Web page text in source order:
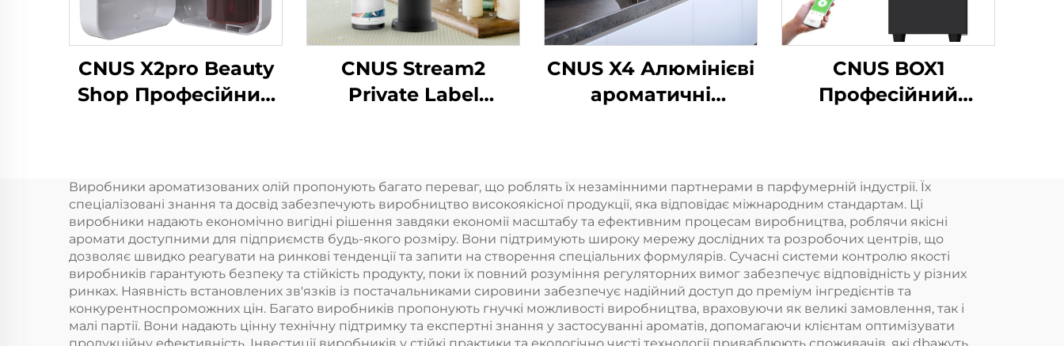
CNUS X2pro Beauty
Shop Професійний
олія Готельний
ароматний апарат
CNUS Stream2
Private Label
олії Холодний
туман Бездротовий
розумний WIFI
контроль
Ароматичний
дифузер
CNUS X4 Алюмінієві
ароматичні
ароматичних
олійних дифузорів
Безводні
атомізатори
CNUS BOX1
Професійний
ароматичних масел
Виробники ароматизованих олій пропонують багато переваг, що роблять їх незамінними партнерами в парфумерній індустрії. Їх
спеціалізовані знання та досвід забезпечують виробництво високоякісної продукції, яка відповідає міжнародним стандартам. Ці
виробники надають економічно вигідні рішення завдяки економії масштабу та ефективним процесам виробництва, роблячи якісні
аромати доступними для підприємств будь-якого розміру. Вони підтримують широку мережу дослідних та розробочих центрів, що
дозволяє швидко реагувати на ринкові тенденції та запити на створення спеціальних формулярів. Сучасні системи контролю якості
виробників гарантують безпеку та стійкість продукту, поки їх повний розуміння регуляторних вимог забезпечує відповідність у різних
ринках. Наявність встановлених зв'язків із постачальниками сировини забезпечує надійний доступ до преміум інгредієнтів та
конкурентноспроможних цін. Багато виробників пропонують гнучкі можливості виробництва, враховуючи як великі замовлення, так і
малі партії. Вони надають цінну технічну підтримку та експертні знання у застосуванні ароматів, допомагаючи клієнтам оптимізувати